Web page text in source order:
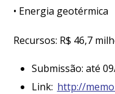
• Energia geotérmica
Recursos: R$ 46,7
Submissão: até
Link: http://